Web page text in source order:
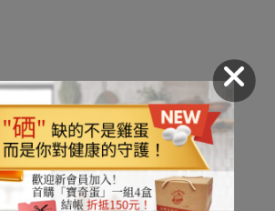
伙伴或公司共用您的資料，才能
的產品或服務時。
站提供服務或產品的公司提供資